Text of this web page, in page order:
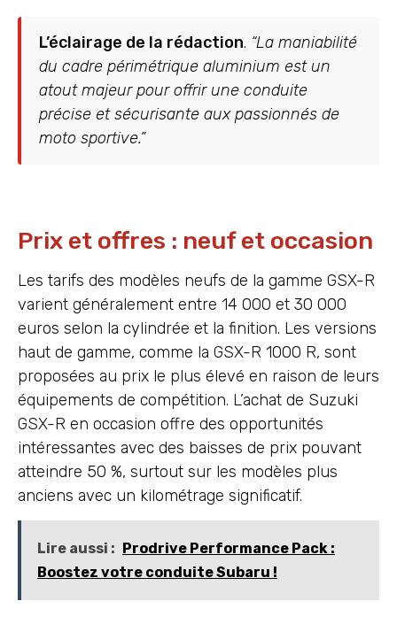
L’éclairage de la rédaction. “La maniabilité
du cadre périmétrique aluminium est un
atout majeur pour offrir une conduite
précise et sécurisante aux passionnés de
moto sportive.”
Prix et offres : neuf et occasion
Les tarifs des modèles neufs de la gamme GSX-R
varient généralement entre 14 000 et 30 000
euros selon la cylindrée et la finition. Les versions
haut de gamme, comme la GSX-R 1000 R, sont
proposées au prix le plus élevé en raison de leurs
équipements de compétition. L’achat de Suzuki
GSX-R en occasion offre des opportunités
intéressantes avec des baisses de prix pouvant
atteindre 50 %, surtout sur les modèles plus
anciens avec un kilométrage significatif.
Lire aussi :
Prodrive Performance Pack :
Boostez votre conduite Subaru !